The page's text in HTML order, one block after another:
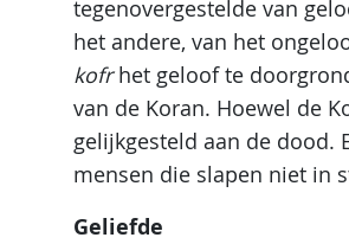
tegenovergestelde van
het andere, van het
kofrhet geloof te
van de Koran. Hoewel de
gelijkgesteld aan de dood.
mensen die slapen niet in
Geliefde